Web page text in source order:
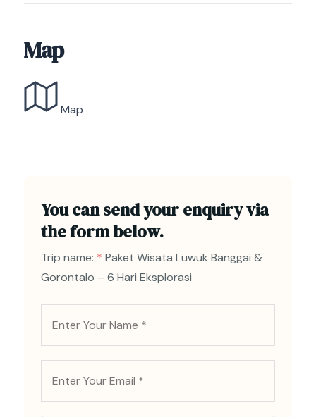
Map
Map
You can send your enquiry via
the form below.
Trip name: * Paket Wisata Luwuk Banggai &
Gorontalo – 6 Hari Eksplorasi